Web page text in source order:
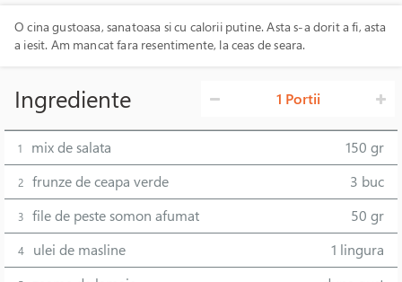
O cina gustoasa, sanatoasa si cu calorii putine. Asta s-a dorit a fi, asta
a iesit. Am mancat fara resentimente, la ceas de seara.
Ingrediente 1 Portii
1 mix de salata 150 gr
2 frunze de ceapa verde 3 buc
3 file de peste somon afumat 50 gr
4 ulei de masline 1 lingura